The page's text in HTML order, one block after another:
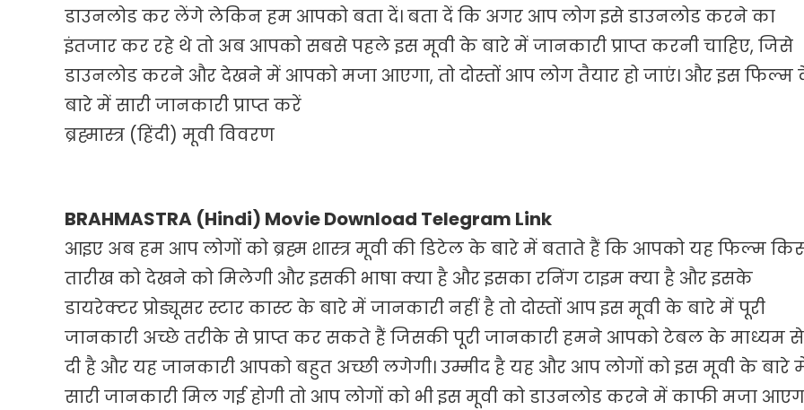
डाउनलोड कर लेंगे लेकिन हम आपको बता दें। बता दें कि अगर आप लोग इसे डाउनलोड करने का
इंतजार कर रहे थे तो अब आपको सबसे पहले इस मूवी के बारे में जानकारी प्राप्त करनी चाहिए, जिसे
डाउनलोड करने और देखने में आपको मजा आएगा, तो दोस्तों आप लोग तैयार हो जाएं। और इस फिल्म
बारे में सारी जानकारी प्राप्त करें
ब्रह्मास्त्र (हिंदी) मूवी विवरण
BRAHMASTRA (Hindi) Movie Download Telegram Link
आइए अब हम आप लोगों को ब्रह्म शास्त्र मूवी की डिटेल के बारे में बताते हैं कि आपको यह फिल्म
तारीख को देखने को मिलेगी और इसकी भाषा क्या है और इसका रनिंग टाइम क्या है और इसके
डायरेक्टर प्रोड्यूसर स्टार कास्ट के बारे में जानकारी नहीं है तो दोस्तों आप इस मूवी के बारे में पूरी
जानकारी अच्छे तरीके से प्राप्त कर सकते हैं जिसकी पूरी जानकारी हमने आपको टेबल के माध्यम से
दी है और यह जानकारी आपको बहुत अच्छी लगेगी। उम्मीद है यह और आप लोगों को इस मूवी के बारे
सारी जानकारी मिल गई होगी तो आप लोगों को भी इस मूवी को डाउनलोड करने में काफी मजा